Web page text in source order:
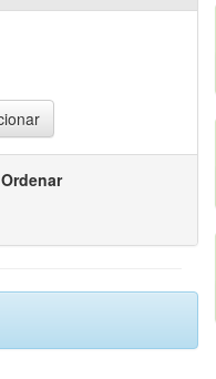
Ordenar